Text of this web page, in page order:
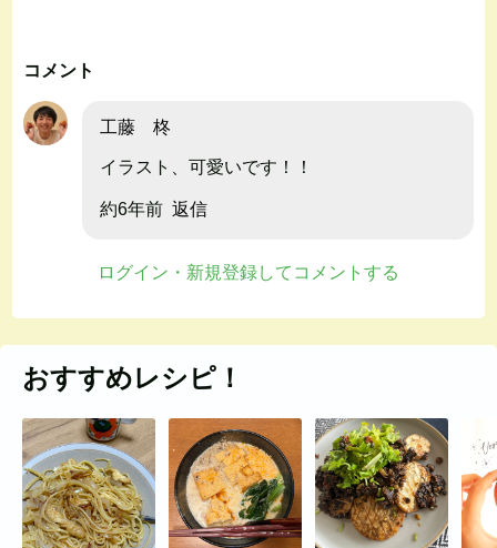
コメント
工藤 柊
イラスト、可愛いです！！
約6年前 返信
ログイン・新規登録してコメントする
おすすめレシピ！